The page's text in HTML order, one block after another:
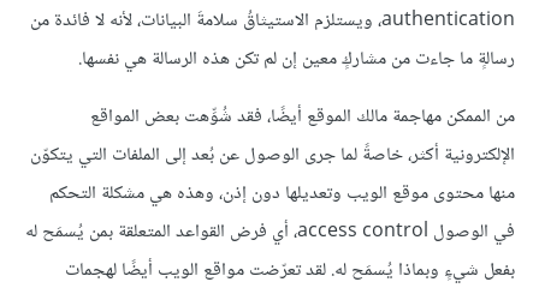
authentication، ويستلزم الاستيثاقُ سلامةَ البيانات، لأنه لا فائدة من
رسالةٍ ما جاءت من مشاركٍ معين إن لم تكن هذه الرسالة هي نفسها.
من الممكن مهاجمة مالك الموقع أيضًا، فقد شُوِّهت بعض المواقع
الإلكترونية أكثر، خاصةً لما جرى الوصول عن بُعد إلى الملفات التي يتكوّن
منها محتوى موقع الويب وتعديلها دون إذن، وهذه هي مشكلة التحكم
في الوصول access control، أي فرض القواعد المتعلقة بمن يُسمَح له
بفعل شيءٍ وبماذا يُسمَح له. لقد تعرّضت مواقع الويب أيضًا لهجمات